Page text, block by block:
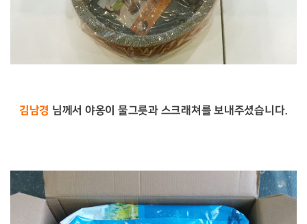
김남경 님께서 야옹이 물그릇과 스크래쳐를 보내주셨습니다.